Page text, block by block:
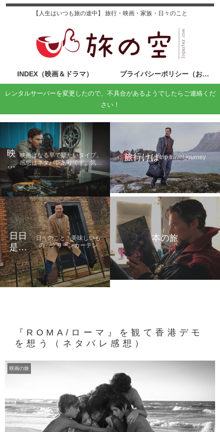
【人生はいつも旅の途中】 旅行・映画・家族・日々のこと
INDEX（映画＆ドラマ） プライバシーポリシー（お問い合わせ）
レンタルサーバーを変更したので、不具合があるようでしたらご連絡くだ
さい！
映
画
の
旅
映画はなる早で観たいタイプ。
感想はネタバレありです。気に
なる方は鑑賞後に読んでくださ
い。
旅行けばtrip,travel,journey
日日
是好
日
日々のこと 美味しいも
の グリーンカーテン
本の旅
『ROMA/ローマ』を観て香港デモ
を想う（ネタバレ感想）
映画の旅